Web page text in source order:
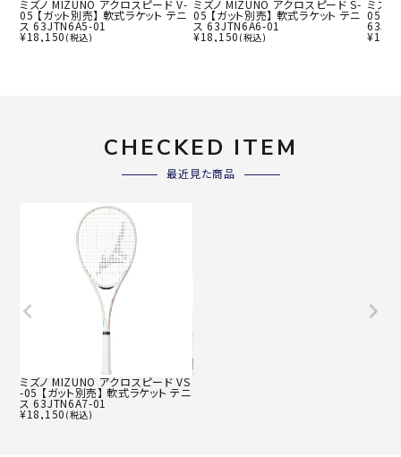
ミズノ MIZUNO アクロスピード V-
05 【ガット別売】 軟式ラケット テニ
ス 63JTN6A5-01
¥18,150 (税込)
ミズノ MIZUNO アクロスピード S-
05 【ガット別売】 軟式ラケット テニ
ス 63JTN6A6-01
¥18,150 (税込)
ミズ
05【ガ
¥
CHECKED ITEM
最近見た商品
ミズノ MIZUNO アクロスピード VS
-05 【ガット別売】 軟式ラケット テニ
ス 63JTN6A7-01
¥18,150 (税込)